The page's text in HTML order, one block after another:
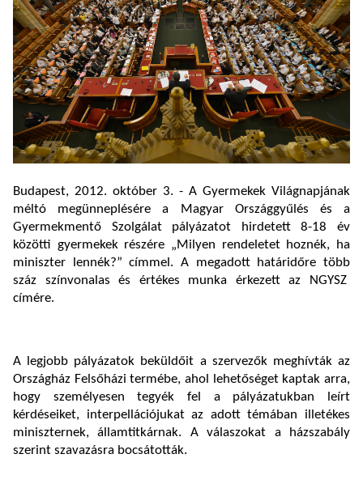
Budapest, 2012. október 3. - A Gyermekek Világnapjának
méltó megünneplésére a Magyar Országgyűlés és a
Gyermekmentő Szolgálat pályázatot hirdetett 8-18 év
közötti gyermekek részére „Milyen rendeletet hoznék, ha
miniszter lennék?” címmel. A megadott határidőre több
száz színvonalas és értékes munka érkezett az NGYSZ
címére.
A legjobb pályázatok beküldőit a szervezők meghívták az
Országház Felsőházi termébe, ahol lehetőséget kaptak arra,
hogy személyesen tegyék fel a pályázatukban leírt
kérdéseiket, interpellációjukat az adott témában illetékes
miniszternek, államtitkárnak. A válaszokat a házszabály
szerint szavazásra bocsátották.